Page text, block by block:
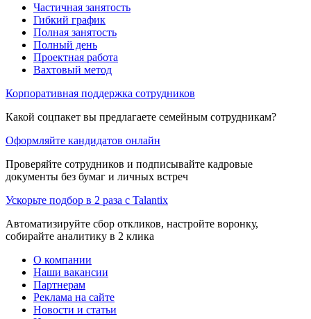
Частичная занятость
Гибкий график
Полная занятость
Полный день
Проектная работа
Вахтовый метод
Корпоративная поддержка сотрудников
Какой соцпакет вы предлагаете семейным сотрудникам?
Оформляйте кандидатов онлайн
Проверяйте сотрудников и подписывайте кадровые
документы без бумаг и личных встреч
Ускорьте подбор в 2 раза с Talantix
Автоматизируйте сбор откликов, настройте воронку,
собирайте аналитику в 2 клика
О компании
Наши вакансии
Партнерам
Реклама на сайте
Новости и статьи